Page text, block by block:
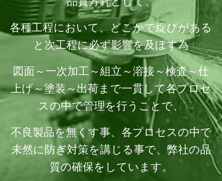
各種工程において、どこかで綻びがある
と次工程に必ず影響を及ぼす為
図面～一次加工～組立～溶接～検査～仕
上げ～塗装～出荷まで一貫して各プロセ
スの中で管理を行うことで、
不良製品を無くす事、各プロセスの中で
未然に防ぎ対策を講じる事で、弊社の品
質の確保をしています。